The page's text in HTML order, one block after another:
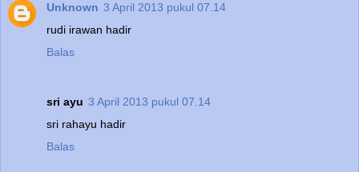
Unknown 3 April 2013 pukul 07.14
rudi irawan hadir
Balas
sri ayu 3 April 2013 pukul 07.14
sri rahayu hadir
Balas